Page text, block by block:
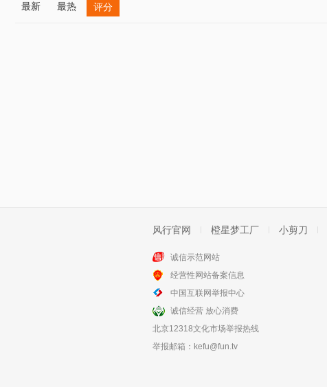
最新 最热 评分
风行官网 橙星梦工厂 小剪刀
诚信示范网站
经营性网站备案信息
中国互联网举报中心
诚信经营 放心消费
北京12318文化市场举报热线
举报邮箱： kefu@fun.tv